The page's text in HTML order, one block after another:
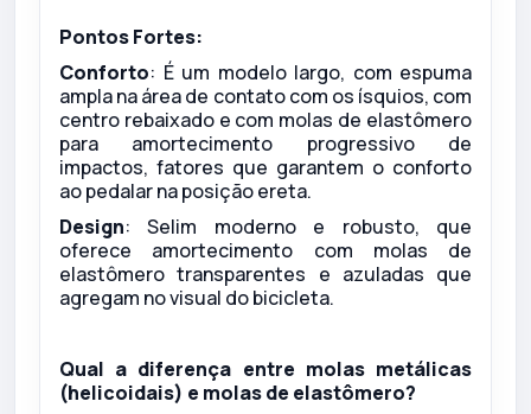
Pontos Fortes:
Conforto: É um modelo largo, com espuma
ampla na área de contato com os ísquios, com
centro rebaixado e com molas de elastômero
para amortecimento progressivo de
impactos, fatores que garantem o conforto
ao pedalar na posição ereta.
Design: Selim moderno e robusto, que
oferece amortecimento com molas de
elastômero transparentes e azuladas que
agregam no visual do bicicleta.
Qual a diferença entre molas metálicas
(helicoidais) e molas de elastômero?